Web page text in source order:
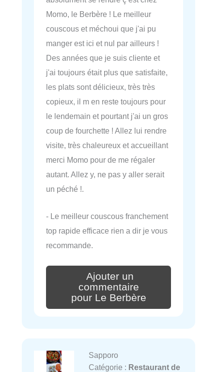
Momo, le Berbère ! Le meilleur
couscous et méchoui que j'ai pu
manger est ici et nul par ailleurs !
Des années que je suis cliente et
j'ai toujours était plus que satisfaite,
les plats sont délicieux, très très
copieux, il m en reste toujours pour
le lendemain et pourtant j'ai un gros
coup de fourchette ! Allez lui rendre
visite, très chaleureux et accueillant
merci Momo pour de me régaler
autant. Allez y, ne pas y aller serait
un péché !.
- Le meilleur couscous franchement
top rapide efficace rien a dir je vous
recommande.
Ajouter un
commentaire
pour Le Berbère
Sapporo
Catégorie : Restaurant de